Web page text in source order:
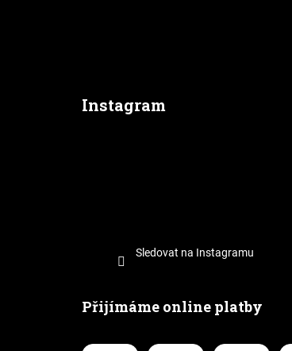
Instagram
Sledovat na Instagramu
Přijímáme online platby